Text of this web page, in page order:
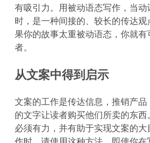
有吸引力。用被动语态写作，当动
时，是一种间接的、较长的传达观
果你的故事太重被动语态，你就有
者。
从文案中得到启示
文案的工作是传达信息，推销产品
的文字让读者购买他们所卖的东西
必须有力，并有助于实现文案的大